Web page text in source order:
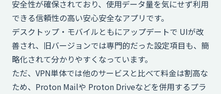
安全性が確保されており、使用データ量を気にせず利用
できる信頼性の高い安心安全なアプリです。
デスクトップ・モバイルともにアップデートで UIが改
善され、旧バージョンでは専門的だった設定項目も、簡
略化されて分かりやすくなっています。
ただ、VPN単体では他のサービスと比べて料金は割高な
ため、Proton Mailや Proton Driveなどを併用するプラ